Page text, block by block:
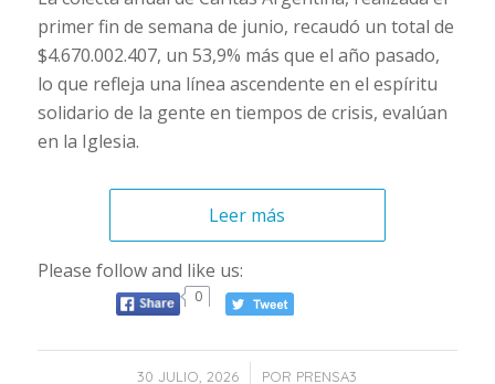
primer fin de semana de junio, recaudó un total de
$4.670.002.407, un 53,9% más que el año pasado,
lo que refleja una línea ascendente en el espíritu
solidario de la gente en tiempos de crisis, evalúan
en la Iglesia.
Leer más
Please follow and like us:
0
30 JULIO, 2026
/ POR PRENSA3